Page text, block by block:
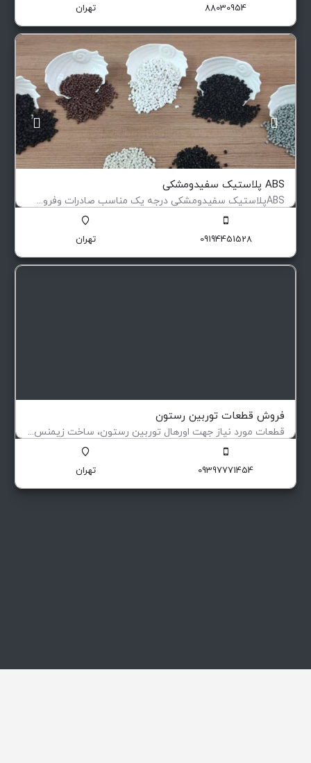
88030954 تهران
ABS پلاستیک سفیدومشکی
ABSپلاستیک سفیدومشکی درجه یک مناسب صادرات وفروش داخلی جهت ثبت سفارش انواع گرانول و مواد بازیافت…
گرانول بازیافت پلاستیک
09194451528
تهران
فروش قطعات توربین رستون
قطعات مورد نیاز جهت اورهال توربین رستون، ساخت زیمنس آلمان و دارای برگ سبز
قطعات یدکی توربین رستون TA1750 & 1500 ساخت زیمنس دارای برگ سبز
09397771454
تهران